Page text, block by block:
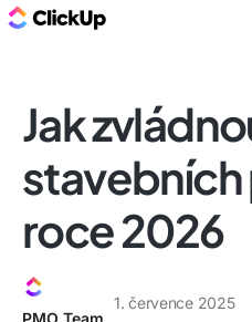
Jak
roce 2026
PMO Team
1. července 2025